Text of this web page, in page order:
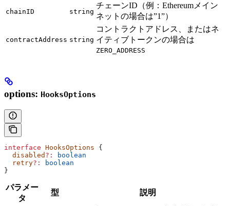
chainID string
チェーンID（例：Ethereumメイン
ネットの場合は”1”）
contractAddress string
コントラクトアドレス、またはネ
イティブトークンの場合は
ZERO_ADDRESS
options: HooksOptions
interface HooksOptions {
  disabled
?:
boolean
  retry
?:
boolean
}
パラメー
タ
型 説明